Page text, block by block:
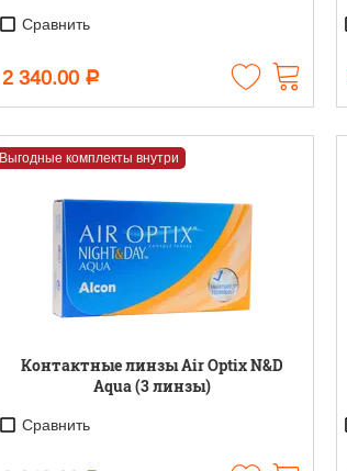
Сравнить
2 340.00 Р
Выгодные комплекты внутри
Контактные линзы Air Optix N&D
Aqua (3 линзы)
Сравнить